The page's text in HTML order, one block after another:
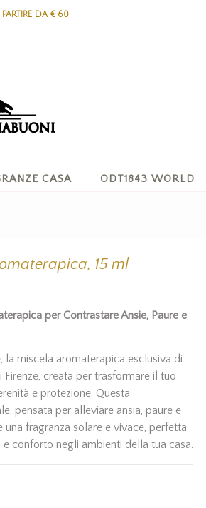
DA € 60
CASA ODT1843 WORLD
15 ml
per Contrastare Ansie, Paure e
la miscela aromaterapica esclusiva di
Firenze, creata per trasformare il tuo
e protezione. Questa
pensata per alleviare ansia, paure e
fragranza solare e vivace, perfetta
conforto negli ambienti della tua casa.